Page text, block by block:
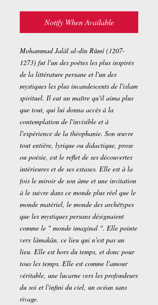
Notify When Available
Mohammad Jalâl al-dîn Rûmî (1207-
1273) fut l'un des poètes les plus inspirés
de la littérature persane et l'un des
mystiques les plus incandescents de l'islam
spirituel. Il eut un maître qu'il aima plus
que tout, qui lui donna accès à la
contemplation de l'invisible et à
l'expérience de la théophanie. Son œuvre
tout entière, lyrique ou didactique, prose
ou poésie, est le reflet de ses découvertes
intérieures et de ses extases. Elle est à la
fois le miroir de son âme et une invitation
à le suivre dans ce monde plus réel que le
monde matériel, le monde des archétypes
que les mystiques persans désignaient
comme le " monde imaginal ". Elle pointe
vers lâmakân, ce lieu qui n'est pas un
lieu. Elle est hors du temps, et donc pour
tous les temps. Elle est comme l'amour
véritable, une lucarne vers les profondeurs
du soi et l'infini du ciel, un océan sans
rivage.